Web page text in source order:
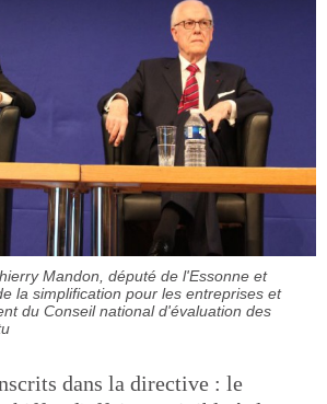
Mandon, député de l'Essonne et
la simplification pour les entreprises et
du Conseil national d'évaluation des
dans la directive : le